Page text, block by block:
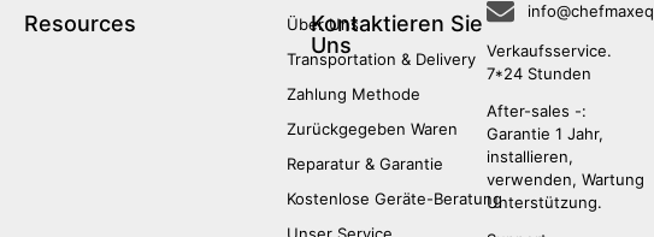
Resources
Über Uns
Transportation & Delivery
Zahlung Methode
Zurückgegeben Waren
Reparatur & Garantie
Kostenlose Geräte-Beratung
Kontaktieren Sie
Uns
Verkaufsservice.
7*24 Stunden
After-sales -:
Garantie 1 Jahr,
installieren,
verwenden, Wartung
Unterstützung.